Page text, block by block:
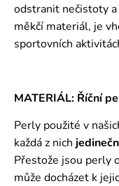
odstranit nečistoty
měkčí materiál, je
sportovních
MATERIÁL: Říční
Perly použité v
každá z nich
Přestože jsou perly
může docházet k